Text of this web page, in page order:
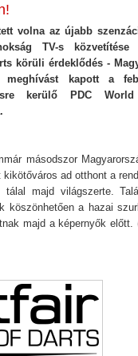
volna az újabb
TV-s
körüli érdeklődés -
meghívást kapott a
kerülő PDC
másodszor
ad otthont a
majd világszerte.
köszönhetően a hazai
majd a képernyők előtt.